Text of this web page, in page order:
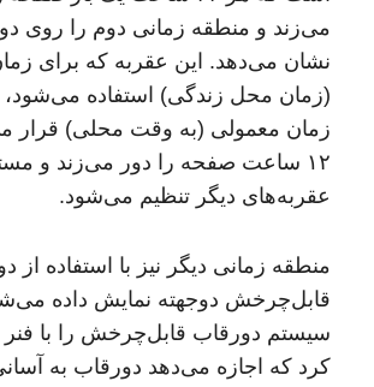
می‌زند و منطقه زمانی دوم را روی
نشان می‌دهد. این عقربه که برای
(زمان محل زندگی) استفاده می‌شود،
زمان معمولی (به وقت محلی) قرار
۱۲ ساعت صفحه را دور می‌زند و
عقربه‌های دیگر تنظیم می‌شود.
منطقه زمانی دیگر نیز با استفاده از
قابل‌چرخش دوجهته نمایش داده
سیستم دورقاب قابل‌چرخش را با فنر
کرد که اجازه می‌دهد دورقاب به